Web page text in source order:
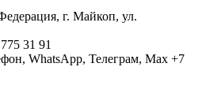
г. Майкоп, ул.
31 91
WhatsApp, Телеграм, Мах +7